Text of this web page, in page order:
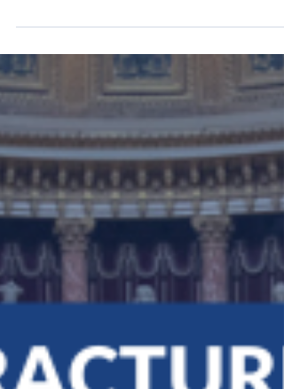
Mme A. PANNIER-RUNACHER,
sur les entreprises
subissant la crise du diesel